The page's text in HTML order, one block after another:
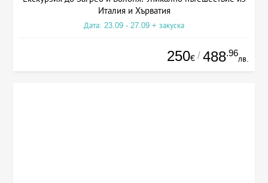
Италия и Хърватия
Дата: 23.09 - 27.09 + закуска
250€ / 488.96
лв.